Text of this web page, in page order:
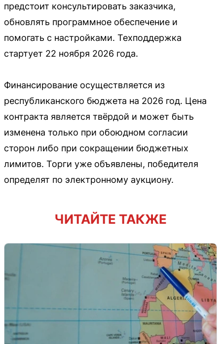
предстоит консультировать заказчика,
обновлять программное обеспечение и
помогать с настройками. Техподдержка
стартует 22 ноября 2026 года.
Финансирование осуществляется из
республиканского бюджета на 2026 год. Цена
контракта является твёрдой и может быть
изменена только при обоюдном согласии
сторон либо при сокращении бюджетных
лимитов. Торги уже объявлены, победителя
определят по электронному аукциону.
ЧИТАЙТЕ ТАКЖЕ